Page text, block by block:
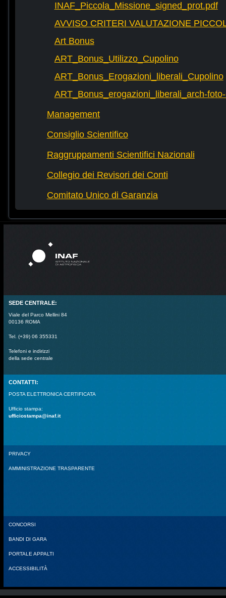
INAF_Piccola_Missione_signed_prot.pdf
AVVISO CRITERI VALUTAZIONE
Art Bonus
ART_Bonus_Utilizzo_Cupolino
ART_Bonus_Erogazioni_liberali_Cupolino
ART_Bonus_erogazioni_liberali_arch-
Management
Consiglio Scientifico
Raggruppamenti Scientifici Nazionali
Collegio dei Revisori dei Conti
Comitato Unico di Garanzia
SEDE CENTRALE:
Viale del Parco Mellini 84
00136 ROMA
Tel. (+39) 06 355331
Telefoni e indirizzi
della sede centrale
CONTATTI:
POSTA ELETTRONICA CERTIFICATA
Ufficio stampa:
ufficiostampa@inaf.it
PRIVACY
AMMINISTRAZIONE TRASPARENTE
CONCORSI
BANDI DI GARA
PORTALE APPALTI
ACCESSIBILITÀ